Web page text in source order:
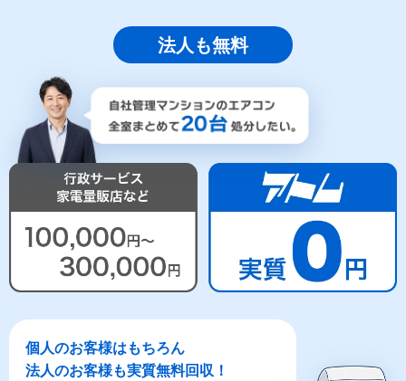
法人も無料
個人のお客様はもちろん
法人のお客様も実質無料回収！